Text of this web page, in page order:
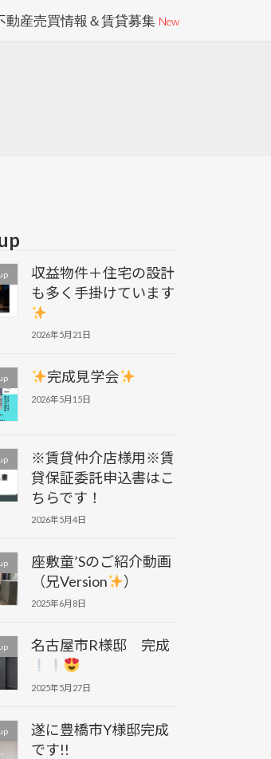
動産売買情報＆賃貸募集 New
収益物件＋住宅の設計
も多く手掛けています
2026年5月21日
完成見学会
2026年5月15日
※賃貸仲介店様用※賃
貸保証委託申込書はこ
ちらです！
2026年5月4日
座敷童’Sのご紹介動画
（兄Version
）
2025年6月8日
名古屋市R様邸 完成
2025年5月27日
遂に豊橋市Y様邸完成
です!!